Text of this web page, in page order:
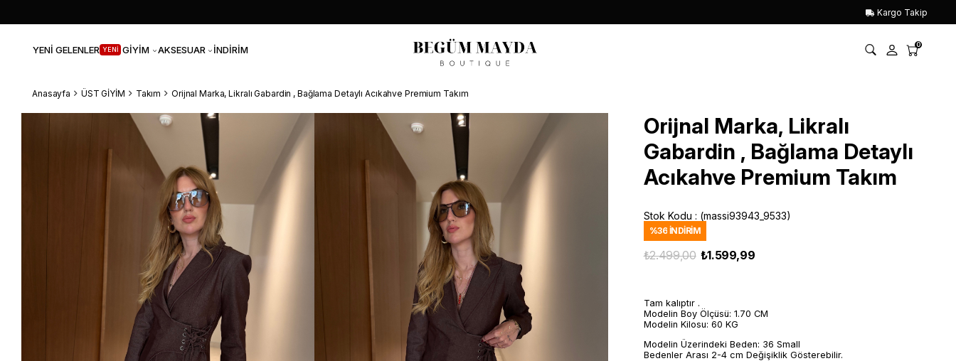
Kargo Takip
YENİ GELENLER YENİ GİYİM AKSESUAR İNDİRİM 0
Anasayfa ÜST GİYİM Takım Orijnal Marka, Likralı Gabardin , Bağlama Detaylı Acıkahve Premium Takım
Orijnal Marka, Likralı
Gabardin , Bağlama Detaylı
Acıkahve Premium Takım
Stok Kodu (massi93943_9533)
%36 İNDIRIM
₺2.499,00 ₺1.599,99
Tam kalıptır .
Modelin Boy Ölçüsü: 1.70 CM
Modelin Kilosu: 60 KG
Modelin Üzerindeki Beden: 36 Small
Bedenler Arası 2-4 cm Değişiklik Gösterebilir.